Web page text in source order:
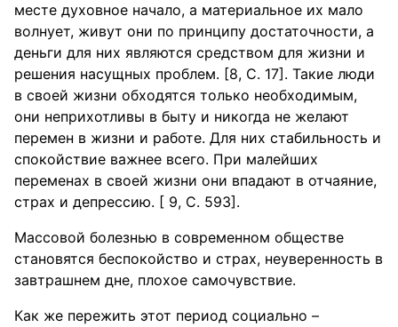
месте духовное начало, а материальное их мало
волнует, живут они по принципу достаточности, а
деньги для них являются средством для жизни и
решения насущных проблем. [8, С. 17]. Такие люди
в своей жизни обходятся только необходимым,
они неприхотливы в быту и никогда не желают
перемен в жизни и работе. Для них стабильность и
спокойствие важнее всего. При малейших
переменах в своей жизни они впадают в отчаяние,
страх и депрессию. [ 9, С. 593].
Массовой болезнью в современном обществе
становятся беспокойство и страх, неуверенность в
завтрашнем дне, плохое самочувствие.
Как же пережить этот период социально –